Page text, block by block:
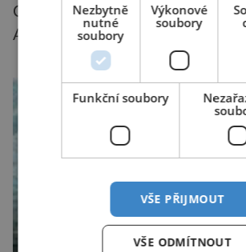
Canbeře o přípravě migračního
Autor: Martin Janda
Nezbytně
nutné
soubory
Výkonové
soubory
Funkční soubory
VŠE PŘIJMOUT
VŠE ODMÍTNOUT